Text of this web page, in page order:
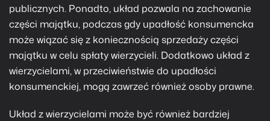
publicznych. Ponadto, układ pozwala na zachowanie
części majątku, podczas gdy upadłość konsumencka
może wiązać się z koniecznością sprzedaży części
majątku w celu spłaty wierzycieli. Dodatkowo układ z
wierzycielami, w przeciwieństwie do upadłości
konsumenckiej, mogą zawrzeć również osoby prawne.
Układ z wierzycielami może być również bardziej